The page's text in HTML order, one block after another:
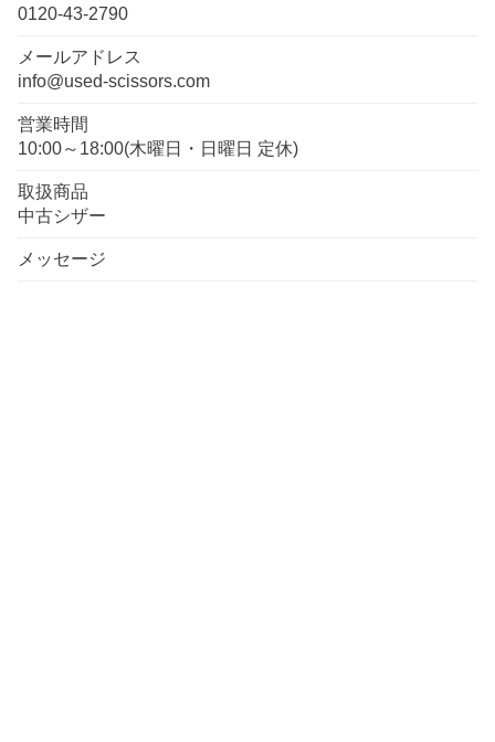
0120-43-2790
メールアドレス
info@used-scissors.com
営業時間
10:00～18:00(木曜日・日曜日 定休)
取扱商品
中古シザー
メッセージ